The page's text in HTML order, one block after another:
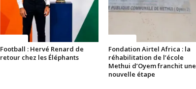
Football : Hervé Renard de
retour chez les Éléphants
Fondation Airtel Africa : la
réhabilitation de l’école
Methui d’Oyem franchit une
nouvelle étape